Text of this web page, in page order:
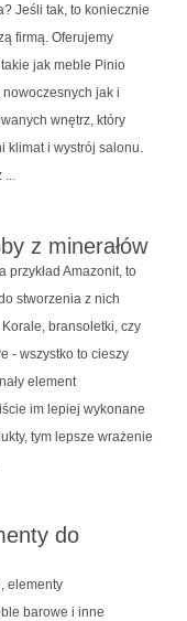
Jeśli tak, to koniecznie
firmą. Oferujemy
jak meble Pinio
jak i
wnętrz, który
klimat i wystrój salonu.
...
z minerałów
przykład Amazonit, to
stworzenia z nich
bransoletki, czy
- wszystko to cieszy
element
im lepiej wykonane
tym lepsze wrażenie
do
elementy
barowe i inne